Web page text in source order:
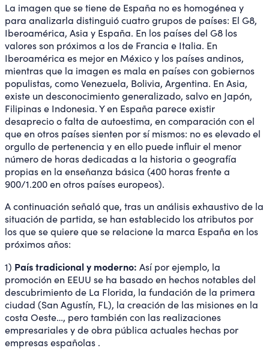
La imagen que se tiene de España no es homogénea y
para analizarla distinguió cuatro grupos de países: El G8,
Iberoamérica, Asia y España. En los países del G8 los
valores son próximos a los de Francia e Italia. En
Iberoamérica es mejor en México y los países andinos,
mientras que la imagen es mala en países con gobiernos
populistas, como Venezuela, Bolivia, Argentina. En Asia,
existe un desconocimiento generalizado, salvo en Japón,
Filipinas e Indonesia. Y en España parece existir
desaprecio o falta de autoestima, en comparación con el
que en otros países sienten por sí mismos: no es elevado el
orgullo de pertenencia y en ello puede influir el menor
número de horas dedicadas a la historia o geografía
propias en la enseñanza básica (400 horas frente a
900/1.200 en otros países europeos).
A continuación señaló que, tras un análisis exhaustivo de la
situación de partida, se han establecido los atributos por
los que se quiere que se relacione la marca España en los
próximos años:
1) País tradicional y moderno: Así por ejemplo, la
promoción en EEUU se ha basado en hechos notables del
descubrimiento de La Florida, la fundación de la primera
ciudad (San Agustín, FL), la creación de las misiones en la
costa Oeste…, pero también con las realizaciones
empresariales y de obra pública actuales hechas por
empresas españolas .